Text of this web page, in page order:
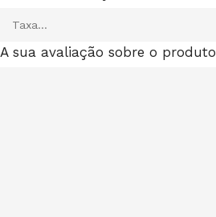
A sua avaliação sobre o produto